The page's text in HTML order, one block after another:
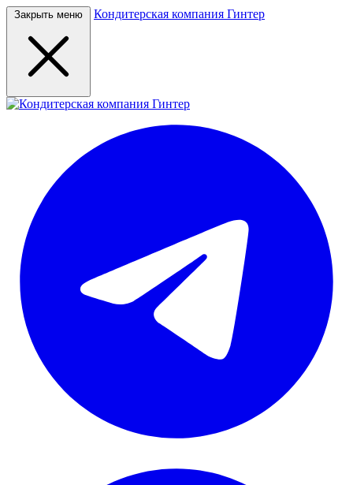
Закрыть меню Кондитерская компания Гинтер